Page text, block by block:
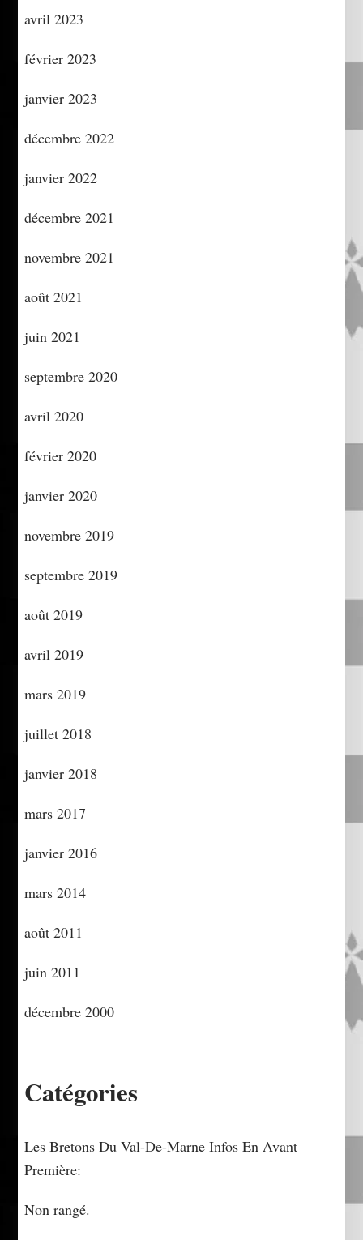
avril 2023
février 2023
janvier 2023
décembre 2022
janvier 2022
décembre 2021
novembre 2021
août 2021
juin 2021
septembre 2020
avril 2020
février 2020
janvier 2020
novembre 2019
septembre 2019
août 2019
avril 2019
mars 2019
juillet 2018
janvier 2018
mars 2017
janvier 2016
mars 2014
août 2011
juin 2011
décembre 2000
Catégories
Les Bretons Du Val-De-Marne Infos En Avant
Première:
Non rangé.